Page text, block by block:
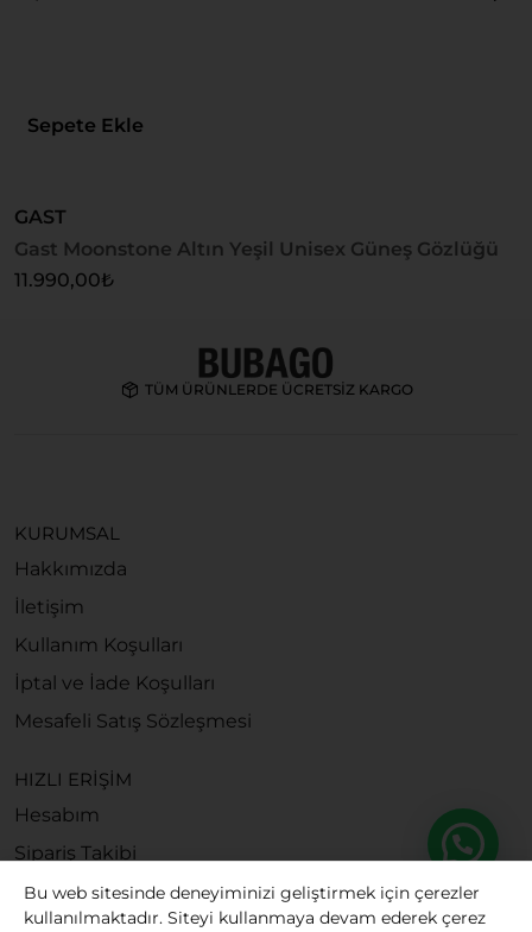
Sepete Ekle
GAST
Gast Moonstone Altın Yeşil Unisex Güneş Gözlüğü
11.990,00₺
TÜM ÜRÜNLERDE ÜCRETSİZ KARGO
KURUMSAL
Hakkımızda
İletişim
Kullanım Koşulları
İptal ve İade Koşulları
Mesafeli Satış Sözleşmesi
HIZLI ERİŞİM
Hesabım
Sipariş Takibi
Bu web sitesinde deneyiminizi geliştirmek için çerezler
kullanılmaktadır. Siteyi kullanmaya devam ederek çerez